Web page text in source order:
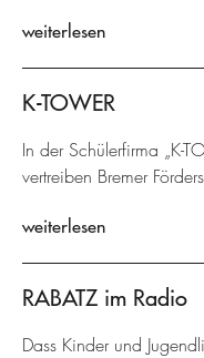
weiterlesen
K-TOWER
In der Schülerfirma „K-
vertreiben Bremer
weiterlesen
RABATZ im Radio
Dass Kinder und